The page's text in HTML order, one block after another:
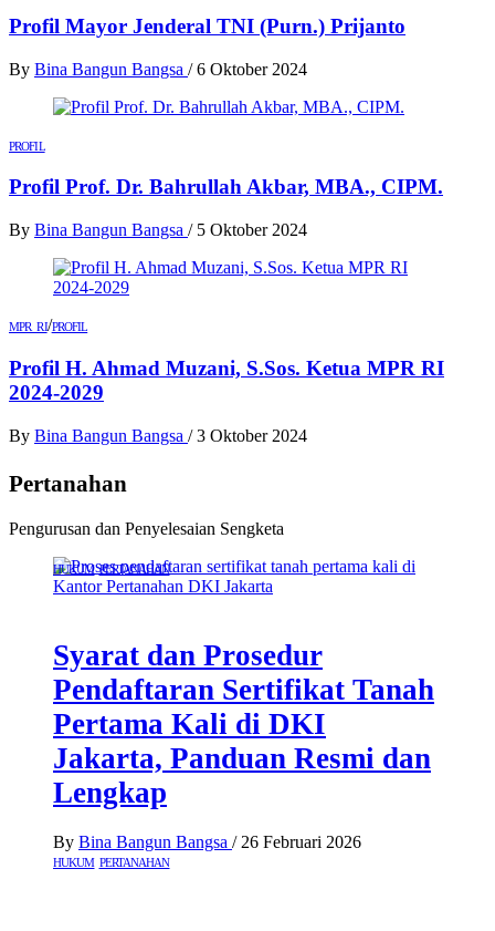
Profil Mayor Jenderal TNI (Purn.) Prijanto
By Bina Bangun Bangsa / 6 Oktober 2024
PROFIL
Profil Prof. Dr. Bahrullah Akbar, MBA., CIPM.
By Bina Bangun Bangsa / 5 Oktober 2024
MPR RI/PROFIL
Profil H. Ahmad Muzani, S.Sos. Ketua MPR RI
2024-2029
By Bina Bangun Bangsa / 3 Oktober 2024
Pertanahan
Pengurusan dan Penyelesaian Sengketa
HUKUM PERTANAHAN
Syarat dan Prosedur
Pendaftaran Sertifikat Tanah
Pertama Kali di DKI
Jakarta, Panduan Resmi dan
Lengkap
By Bina Bangun Bangsa / 26 Februari 2026
HUKUM PERTANAHAN